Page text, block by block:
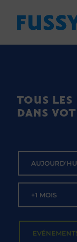
TOUS LES
DANS
+1 MOIS